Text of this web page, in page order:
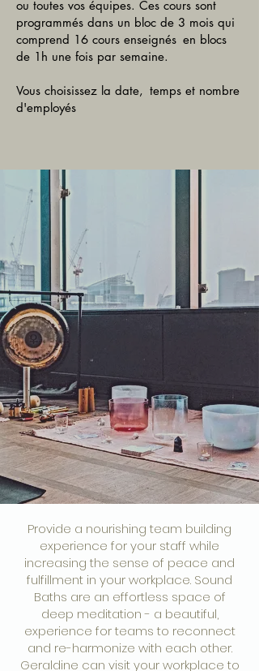
ou toutes vos équipes. Ces cours sont
programmés dans un bloc de 3 mois qui
comprend 16 cours enseignés en blocs
de 1h une fois par semaine.
Vous choisissez la date, temps et nombre
d'employés
Provide a nourishing team building
experience for your staff while
increasing the sense of peace and
fulfillment in your workplace. Sound
Baths are an effortless space of
deep meditation - a beautiful,
experience for teams to reconnect
and re-harmonize with each other.
Geraldine can visit your workplace to